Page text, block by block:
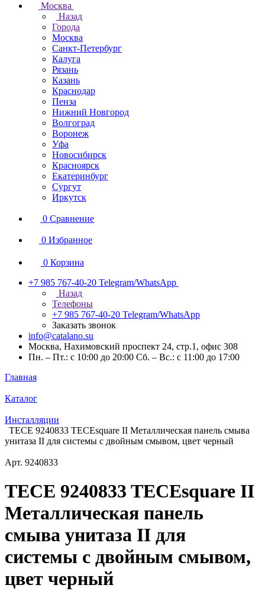
Москва
Назад
Города
Москва
Санкт-Петербург
Калуга
Рязань
Казань
Краснодар
Пенза
Нижний Новгород
Волгоград
Воронеж
Уфа
Новосибирск
Красноярск
Екатеринбург
Сургут
Иркутск
0 Сравнение
0 Избранное
0 Корзина
+7 985 767-40-20 Telegram/WhatsApp
Назад
Телефоны
+7 985 767-40-20 Telegram/WhatsApp
Заказать звонок
info@catalano.su
Москва, Нахимовский проспект 24, стр.1, офис 308
Пн. – Пт.: с 10:00 до 20:00 Сб. – Вс.: с 11:00 до 17:00
Главная
Каталог
Инсталляции
TECE 9240833 TECEsquare II Металлическая панель смыва
унитаза II для системы с двойным смывом, цвет черный
Арт. 9240833
TECE 9240833 TECEsquare II
Металлическая панель
смыва унитаза II для
системы с двойным смывом,
цвет черный